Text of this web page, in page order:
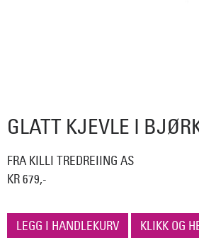
GLATT KJEVLE I
FRA KILLI TREDREIING AS
KR 679,-